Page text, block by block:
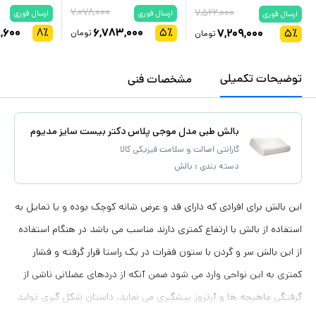
ارسال فوری
۵٪
۷,۵۲۲,۰۰۰
۷,۲۰۹,۰۰۰تومان
ارسال فوری
۵٪
۷,۰۷۸,۰۰۰
۶,۷۸۳,۰۰۰ تومان
ارسال فوری
۸٪
توضیحات تکمیلی مشخصات فنی
بالش طبی مدل موجی پلاس دکتر بیست سایز مدیوم
گارانتی اصالت و سلامت فیزیکی کالا
دسته بندی : بالش
این بالش برای افرادی که دارای قد و عرض شانه کوچک بوده و یا تمایل به
استفاده از بالش با ارتفاع کمتری دارند مناسب می باشد در هنگام استفاده
از این بالش سر و گردن با ستون فقرات در یک راستا قرار گرفته و فشار
کمتری به این نواحی وارد می شود ضمن آنکه از دردهای عضلانی ناشی از
گرفتگی ماهیچه ها و آرتروز پیشگیری می نماید. داستان شکل گیری تولید